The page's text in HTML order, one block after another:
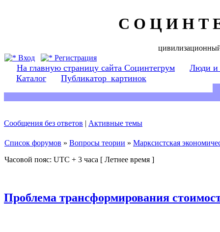
С О Ц И Н Т
Вход
Регистрация
На главную страницу сайта Социнтегрум
Люди и
Каталог
Публикатор_картинок
Сообщения без ответов | Активные темы
Список форумов » Вопросы теории » Марксистская
Часовой пояс: UTC + 3 часа [ Летнее время ]
Проблема трансформирования